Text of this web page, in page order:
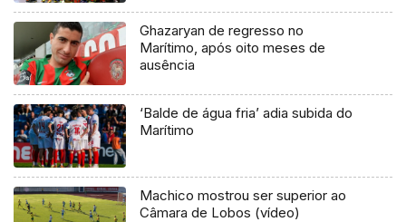
Ghazaryan de regresso no
Marítimo, após oito meses de
ausência
‘Balde de água fria’ adia subida do
Marítimo
Machico mostrou ser superior ao
Câmara de Lobos (vídeo)